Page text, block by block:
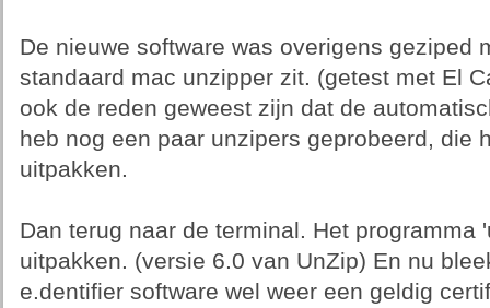
De nieuwe software was overigens geziped
standaard mac unzipper zit. (getest met El
ook de reden geweest zijn dat de
heb nog een paar unzipers geprobeerd, die
uitpakken.
Dan terug naar de terminal. Het programma
uitpakken. (versie 6.0 van UnZip) En nu
e.dentifier software wel weer een geldig